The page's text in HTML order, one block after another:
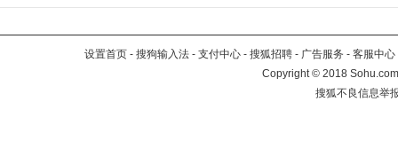
设置首页 - 搜狗输入法 - 支付中心 - 搜狐招聘 - 广告服务 - 客服中心
Copyright©2018
搜狐不良信息举